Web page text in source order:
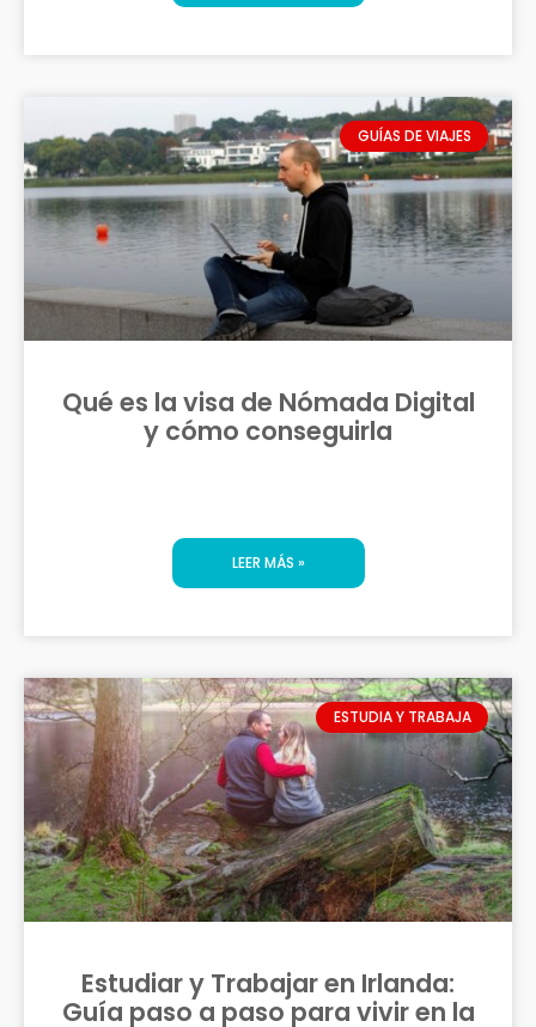
GUÍAS DE VIAJES
Qué es la visa de Nómada Digital
y cómo conseguirla
LEER MÁS »
ESTUDIA Y TRABAJA
Estudiar y Trabajar en Irlanda:
Guía paso a paso para vivir en la